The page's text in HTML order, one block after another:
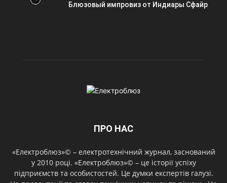
Блюзовый импровиз от Индиары Сфайр
ПРО НАС
«Електроблюз»© – електротехнічний журнал, заснований
у 2010 році. «Електроблюз»© – це історії успіху
підприємств та особистостей. Це думки експертів галузі.